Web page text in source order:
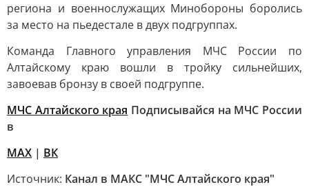
региона и военнослужащих Минобороны боролись
за место на пьедестале в двух подгруппах.
Команда Главного управления МЧС России по
Алтайскому краю вошли в тройку сильнейших,
завоевав бронзу в своей подгруппе.
МЧС Алтайского края Подписывайся на МЧС России
в
MAX | ВК
Источник: Канал в МАКС "МЧС Алтайского края"